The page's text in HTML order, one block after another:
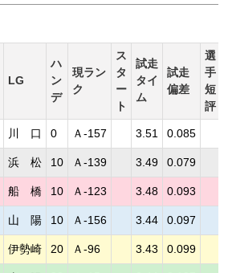
LG
ハ
ン
デ
現ラン
ク
ス
タ
ー
ト
試走
タイ
ム
試走
偏差
選
手
短
評
川 口 0 Ａ-157 3.51 0.085
浜 松 10 Ａ-139 3.49 0.079
船 橋 10 Ａ-123 3.48 0.093
山 陽 10 Ａ-156 3.44 0.097
伊勢崎 20 Ａ-96 3.43 0.099